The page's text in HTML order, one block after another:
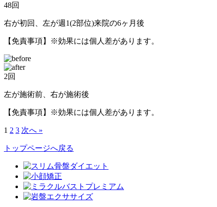
48回
右が初回、左が週1(2部位)来院の6ヶ月後
【免責事項】※効果には個人差があります。
2回
左が施術前、右が施術後
【免責事項】※効果には個人差があります。
1 2 3 次へ »
トップページへ戻る